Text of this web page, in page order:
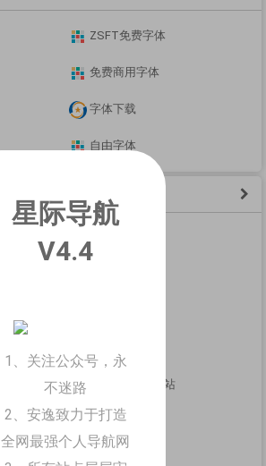
星际导航
V4.4
1、关注公众号，永
不迷路
2、安逸致力于打造
全网最强个人导航网
ZSFT免费字体
免费商用字体
字体下载
自由字体
韩小韩API接口站
镜芯API
OIAPI 即用